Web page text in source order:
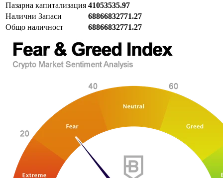
Пазарна капитализация 41053535.97
Налични Запаси
68866832771.27
Общо наличност
68866832771.27